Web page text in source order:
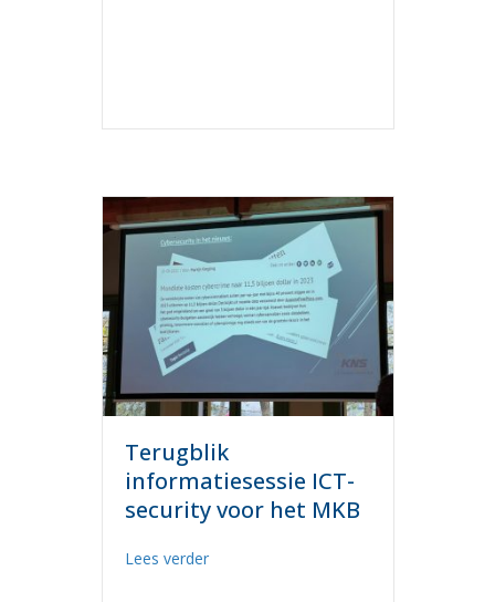
Terugblik
informatiesessie ICT-
security voor het MKB
Lees verderabout Terugblik informatiesessie ICT-